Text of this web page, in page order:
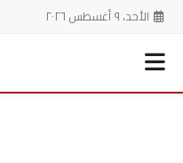
الأحد، ٩ أغسطس ٢٠٢٦